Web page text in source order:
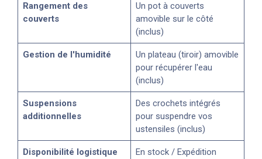
Rangement des
couverts
Un pot à couverts
amovible sur le côté
(inclus)
Gestion de l'humidité
Un plateau (tiroir) amovible
pour récupérer l'eau
(inclus)
Suspensions
additionnelles
Des crochets intégrés
pour suspendre vos
ustensiles (inclus)
Disponibilité logistique
En stock / Expédition